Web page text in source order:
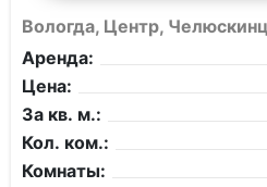
Вологда, Центр,
Аренда:
Цена:
За кв. м.:
Кол. ком.:
Комнаты: